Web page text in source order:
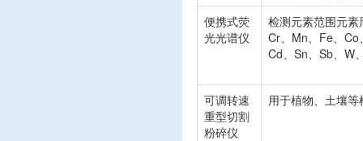
便携式荧
光光谱仪
检测元素范围元
Cr、Mn、Fe、Co
Cd、Sn、Sb、W
可调转速
重型切割
粉碎仪
用于植物、土壤